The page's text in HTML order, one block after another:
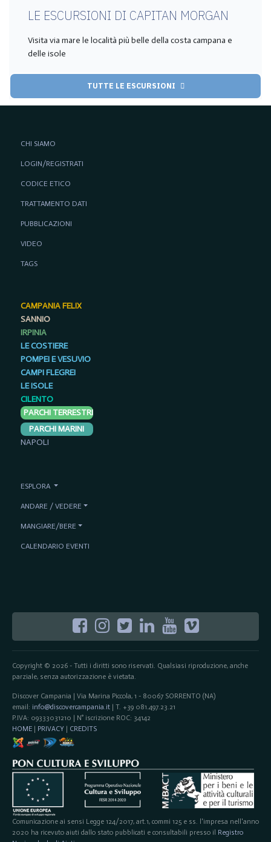
LE ESCURSIONI DI CAPITAN MORGAN
Visita via mare le località più belle della costa campana e
delle isole
TUTTE LE ESCURSIONI
Copyright © 2026 - Tutti i diritti sono riservati. Qualsiasi riproduzione, anche
parziale, senza autorizzazione è vietata.
Discover Campania | Via Marina Piccola, 1 - 80067 SORRENTO (NA)
email: info@discovercampania.it| T. +39 081.497.23.21
P.IVA: 09333031210 | N° iscrizione ROC: 34142
HOME| PRIVACY | CREDITS
Comunicazione ai sensi Legge 124/2017, art.1, commi 125 e ss. l'impresa nell'anno
2020 ha ricevuto aiuti dallo stato pubblicati e consultabili presso il Registro
CHI SIAMO
LOGIN/REGISTRATI
CODICE ETICO
TRATTAMENTO DATI
PUBBLICAZIONI
VIDEO
TAGS
CAMPANIA FELIX
SANNIO
IRPINIA
LE COSTIERE
POMPEI E VESUVIO
CAMPI FLEGREI
LE ISOLE
CILENTO
PARCHI TERRESTRI
PARCHI MARINI
NAPOLI
ESPLORA
ANDARE / VEDERE
MANGIARE/BERE
CALENDARIO EVENTI